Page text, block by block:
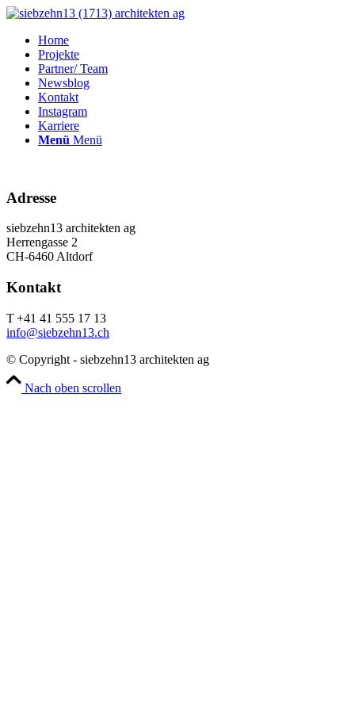
Home
Projekte
Partner/ Team
Newsblog
Kontakt
Instagram
Karriere
Menü Menü
Adresse
siebzehn13 architekten ag
Herrengasse 2
CH-6460 Altdorf
Kontakt
T +41 41 555 17 13
info@siebzehn13.ch
© Copyright - siebzehn13 architekten ag
Nach oben scrollen